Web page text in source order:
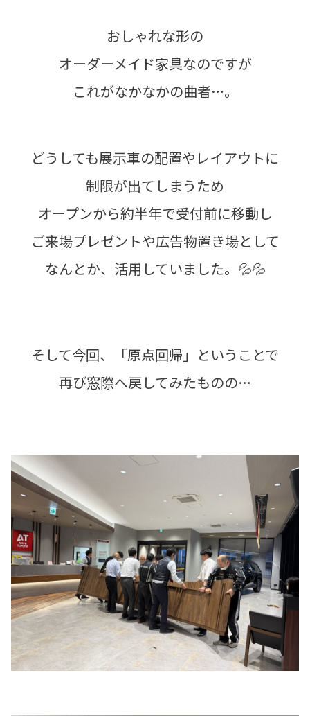
おしゃれな形の
オーダーメイド家具なのですが
これがなかなかの曲者…。
どうしても展示車の配置やレイアウトに
制限が出てしまうため
オープンから約半年で受付前に移動し
ご来場プレゼントや広告物置き場として
なんとか、活用していました。💦💦
そして今回、「原点回帰」ということで
再び窓際へ戻してみたものの…